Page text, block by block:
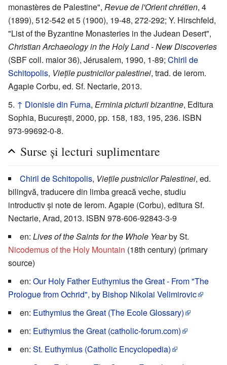
monastères de Palestine", Revue de l'Orient chrétien, 4
(1899), 512-542 et 5 (1900), 19-48, 272-292; Y. Hirschfeld,
"List of the Byzantine Monasteries in the Judean Desert",
Christian Archaeology in the Holy Land - New Discoveries
(SBF coll. maior 36), Jérusalem, 1990, 1-89; Chiril de
Schitopolis, Viețile pustnicilor palestinei, trad. de ierom.
Agapie Corbu, ed. Sf. Nectarie, 2013.
↑ Dionisie din Furna, Erminia picturii bizantine, Editura
Sophia, București, 2000, pp. 158, 183, 195, 236. ISBN
973-99692-0-8.
Surse și lecturi suplimentare
Chiril de Schitopolis, Viețile pustnicilor Palestinei, ed.
bilingvă, traducere din limba greacă veche, studiu
introductiv și note de Ierom. Agapie (Corbu), editura Sf.
Nectarie, Arad, 2013. ISBN 978-606-92843-3-9
en: Lives of the Saints for the Whole Yearby St.
Nicodemus of the Holy Mountain (18th century) (primary
source)
en: Our Holy Father Euthymius the Great - From "The
Prologue from Ochrid", by Bishop Nikolai Velimirovic
en: Euthymius the Great (The Ecole Glossary)
en: Euthymius the Great (catholic-forum.com)
en: St. Euthymius (Catholic Encyclopedia)